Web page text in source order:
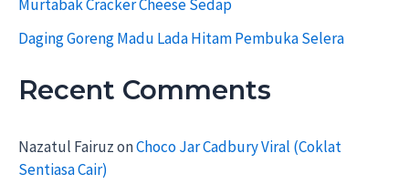
Murtabak Cracker Cheese Sedap
Daging Goreng Madu Lada Hitam Pembuka Selera
Recent Comments
Nazatul FairuzonChoco Jar Cadbury Viral (Coklat
Sentiasa Cair)